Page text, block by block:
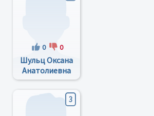
0 0
Шульц Оксана
Анатолиевна
3